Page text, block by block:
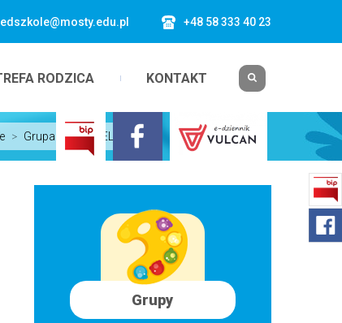
+48 58 333 40 23
RODZICA KONTAKT
> Grupa VI MUSZELKI ...
Grupy